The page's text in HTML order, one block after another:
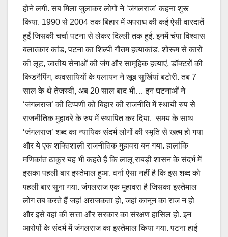
होने लगी. सब मिला जुलाकर लोगों ने ‘जंगलराज’ कहना शुरू
किया. 1990 से 2004 तक बिहार में अपराध की कई ऐसी वारदातें
हुईं जिसकी चर्चा पटना से लेकर दिल्ली तक हुई. इनमें चंपा विश्वास
बलात्कार कांड, पटना का शिल्पी गौतम हत्याकांड, शोरूम से कारों
की लूट, जातीय सेनाओं की जंग और सामूहिक हत्याएं, डॉक्टरों की
किडनैपिंग, व्यवसायियों के पलायन ने खूब सुर्खियां बटोरी. तब 7
साल के थे तेजस्वी, अब 20 साल बाद भी… इन घटनाओं ने
‘जंगलराज’ की टिप्पणी को बिहार की राजनीति में स्थायी रुप से
राजनीतिक मुहावरे के रुप में स्थापित कर दिया. समय के साथ
‘जंगलराज’ शब्द का न्यायिक संदर्भ लोगों की स्मृति से खत्म हो गया
और ये एक शक्तिशाली राजनीतिक मुहावरा बन गया. हालांकि
मणिकांत ठाकुर यह भी कहते हैं कि लालू राबड़ी शासन के संदर्भ में
इसका पहली बार इस्तेमाल हुआ. वर्ना ऐसा नहीं है कि इस शब्द को
पहली बार सुना गया. जंगलराज एक मुहावरा है जिसका इस्तेमाल
लोग तब करते हैं जहां अराजकता हो, जहां कानून का राज न हो
और इसे वहां की सत्ता और सरकार का संरक्षण हासिल हो. इन
आरोपों के संदर्भ में जंगलराज का इस्तेमाल किया गया. पटना हाई